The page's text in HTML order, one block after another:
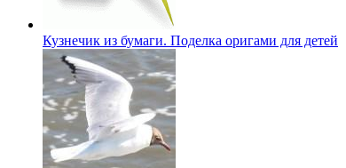
Кузнечик из бумаги. Поделка оригами для детей